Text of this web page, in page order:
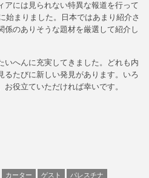
アには見られない特異な報道を行って
始まりました。日本ではあまり紹介さ
係のありそうな題材を厳選して紹介し
いへんに充実してきました。どれも内
るたびに新しい発見があります。いろ
役立ていただければ幸いです。
カーター ゲスト パレスチナ